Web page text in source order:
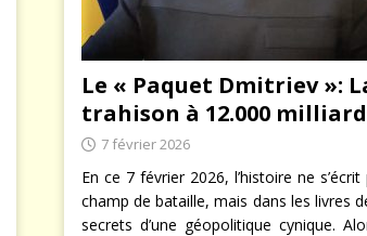
Le « Paquet Dmitriev »:
trahison à 12.000
7 février 2026
En ce 7 février 2026, l’histoire ne
champ de bataille, mais dans les livres
secrets d’une géopolitique cynique.